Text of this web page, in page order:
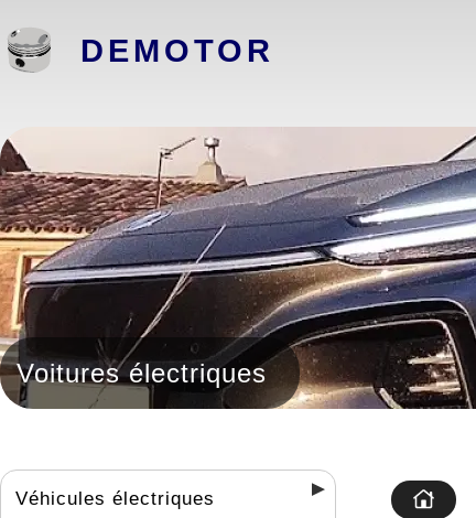
DEMOTOR
Voitures électriques
Véhicules électriques